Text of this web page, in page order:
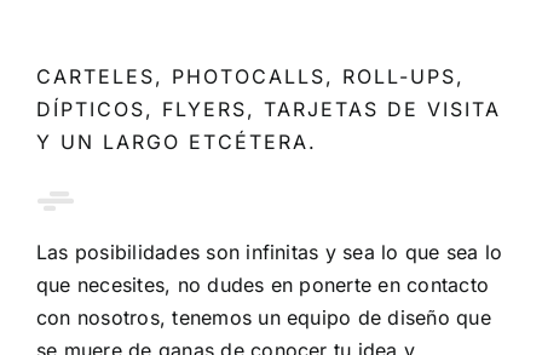
CARTELES, PHOTOCALLS, ROLL-UPS,
DÍPTICOS, FLYERS, TARJETAS DE VISITA
Y UN LARGO ETCÉTERA.
Las posibilidades son infinitas y sea lo que sea lo
que necesites, no dudes en ponerte en contacto
con nosotros, tenemos un equipo de diseño que
se muere de ganas de conocer tu idea y